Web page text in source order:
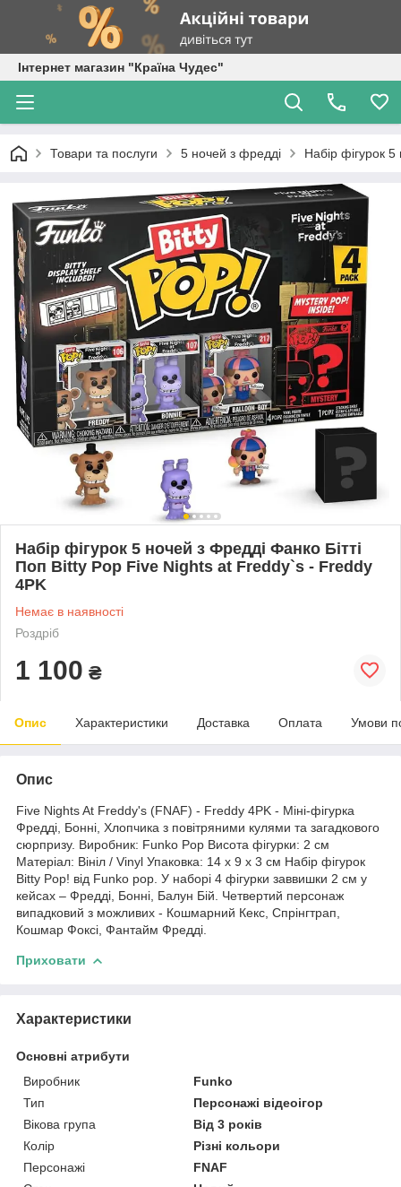
Інтернет магазин "Країна Чудес"
Товари та послуги 5 ночей з фредді Набір фігурок
Набір фігурок 5 ночей з Фредді Фанко Бітті
Поп Bitty Pop Five Nights at Freddy`s - Freddy
4PK
Немає в наявності
Роздріб
1 100 ₴
Опис Характеристики Доставка Оплата Умови
Опис
Five Nights At Freddy's (FNAF) - Freddy 4PK - Міні-фігурка
Фредді, Бонні, Хлопчика з повітряними кулями та загадкового
сюрпризу. Виробник: Funko Pop Висота фігурки: 2 см
Матеріал: Вініл / Vinyl Упаковка: 14 x 9 x 3 см Набір фігурок
Bitty Pop! від Funko pop. У наборі 4 фігурки заввишки 2 см у
кейсах – Фредді, Бонні, Балун Бій. Четвертий персонаж
випадковий з можливих - Кошмарний Кекс, Спрінгтрап,
Кошмар Фоксі, Фантайм Фредді.
Приховати
Характеристики
Основні атрибути
Виробник
Funko
Тип
Персонажі відеоігор
Вікова група
Від 3 років
Колір
Різні кольори
Персонажі
FNAF